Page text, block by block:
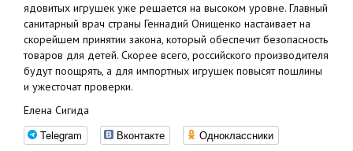
ядовитых игрушек уже решается на высоком уровне. Главный
санитарный врач страны Геннадий Онищенко настаивает на
скорейшем принятии закона, который обеспечит безопасность
товаров для детей. Скорее всего, российского производителя
будут поощрять, а для импортных игрушек повысят пошлины
и ужесточат проверки.
Елена Сигида
Telegram Вконтакте Одноклассники